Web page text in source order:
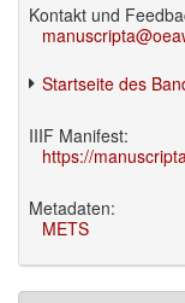
Kontakt und
Startseite des
IIIF Manifest:
https://
Metadaten:
METS